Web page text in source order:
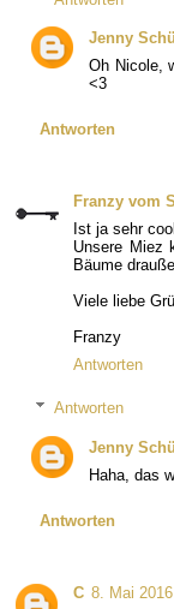
Jenny
Oh Nicole,
<3
Antworten
Franzy vom
Ist ja sehr
Unsere Miez
Bäume
Viele liebe
Franzy
Antworten
Antworten
Jenny
Haha, das
Antworten
C 8. Mai